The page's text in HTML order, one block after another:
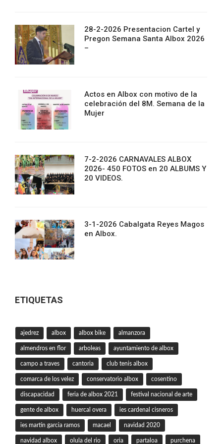
28-2-2026 Presentacion Cartel y
Pregon Semana Santa Albox 2026
–
Actos en Albox con motivo de la
celebración del 8M. Semana de la
Mujer
7-2-2026 CARNAVALES ALBOX
2026- 450 FOTOS en 20 ALBUMS Y
20 VIDEOS.
3-1-2026 Cabalgata Reyes Magos
en Albox.
ETIQUETAS
ajedrez albox albox bike almanzora
almendros en flor arboleas ayuntamiento de albox
campo a traves cantoria club tenis albox
comarca de los velez conservatorio albox cosentino
discapacidad feria de albox 2021 festival nacional de arte
gente de albox huercal overa ies cardenal cisneros
ies martin garcia ramos macael navidad 2020
navidad albox olula del rio oria partaloa purchena